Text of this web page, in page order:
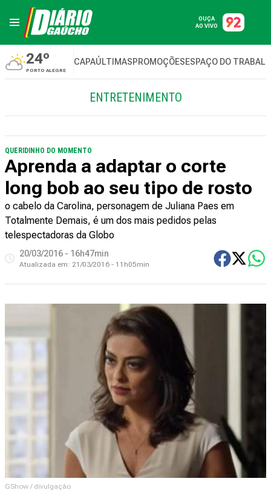
OUÇA
AO VIVO
24º
PORTO ALEGRE
CAPAÚLTIMASPROMOÇÕESESPAÇO DO
ENTRETENIMENTO
QUERIDINHO DO MOMENTO
Aprenda a adaptar o corte
long bob ao seu tipo de rosto
o cabelo da Carolina, personagem de Juliana Paes em
Totalmente Demais, é um dos mais pedidos pelas
telespectadoras da Globo
20/03/2016 - 16h47min
Atualizada em: 21/03/2016 - 11h05min
GShow / divulgação